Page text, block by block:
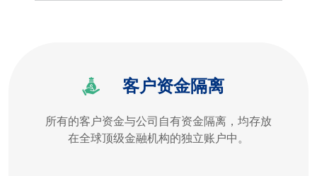
客户资金隔离
所有的客户资金与公司自有资金隔离，均存放
在全球顶级金融机构的独立账户中。